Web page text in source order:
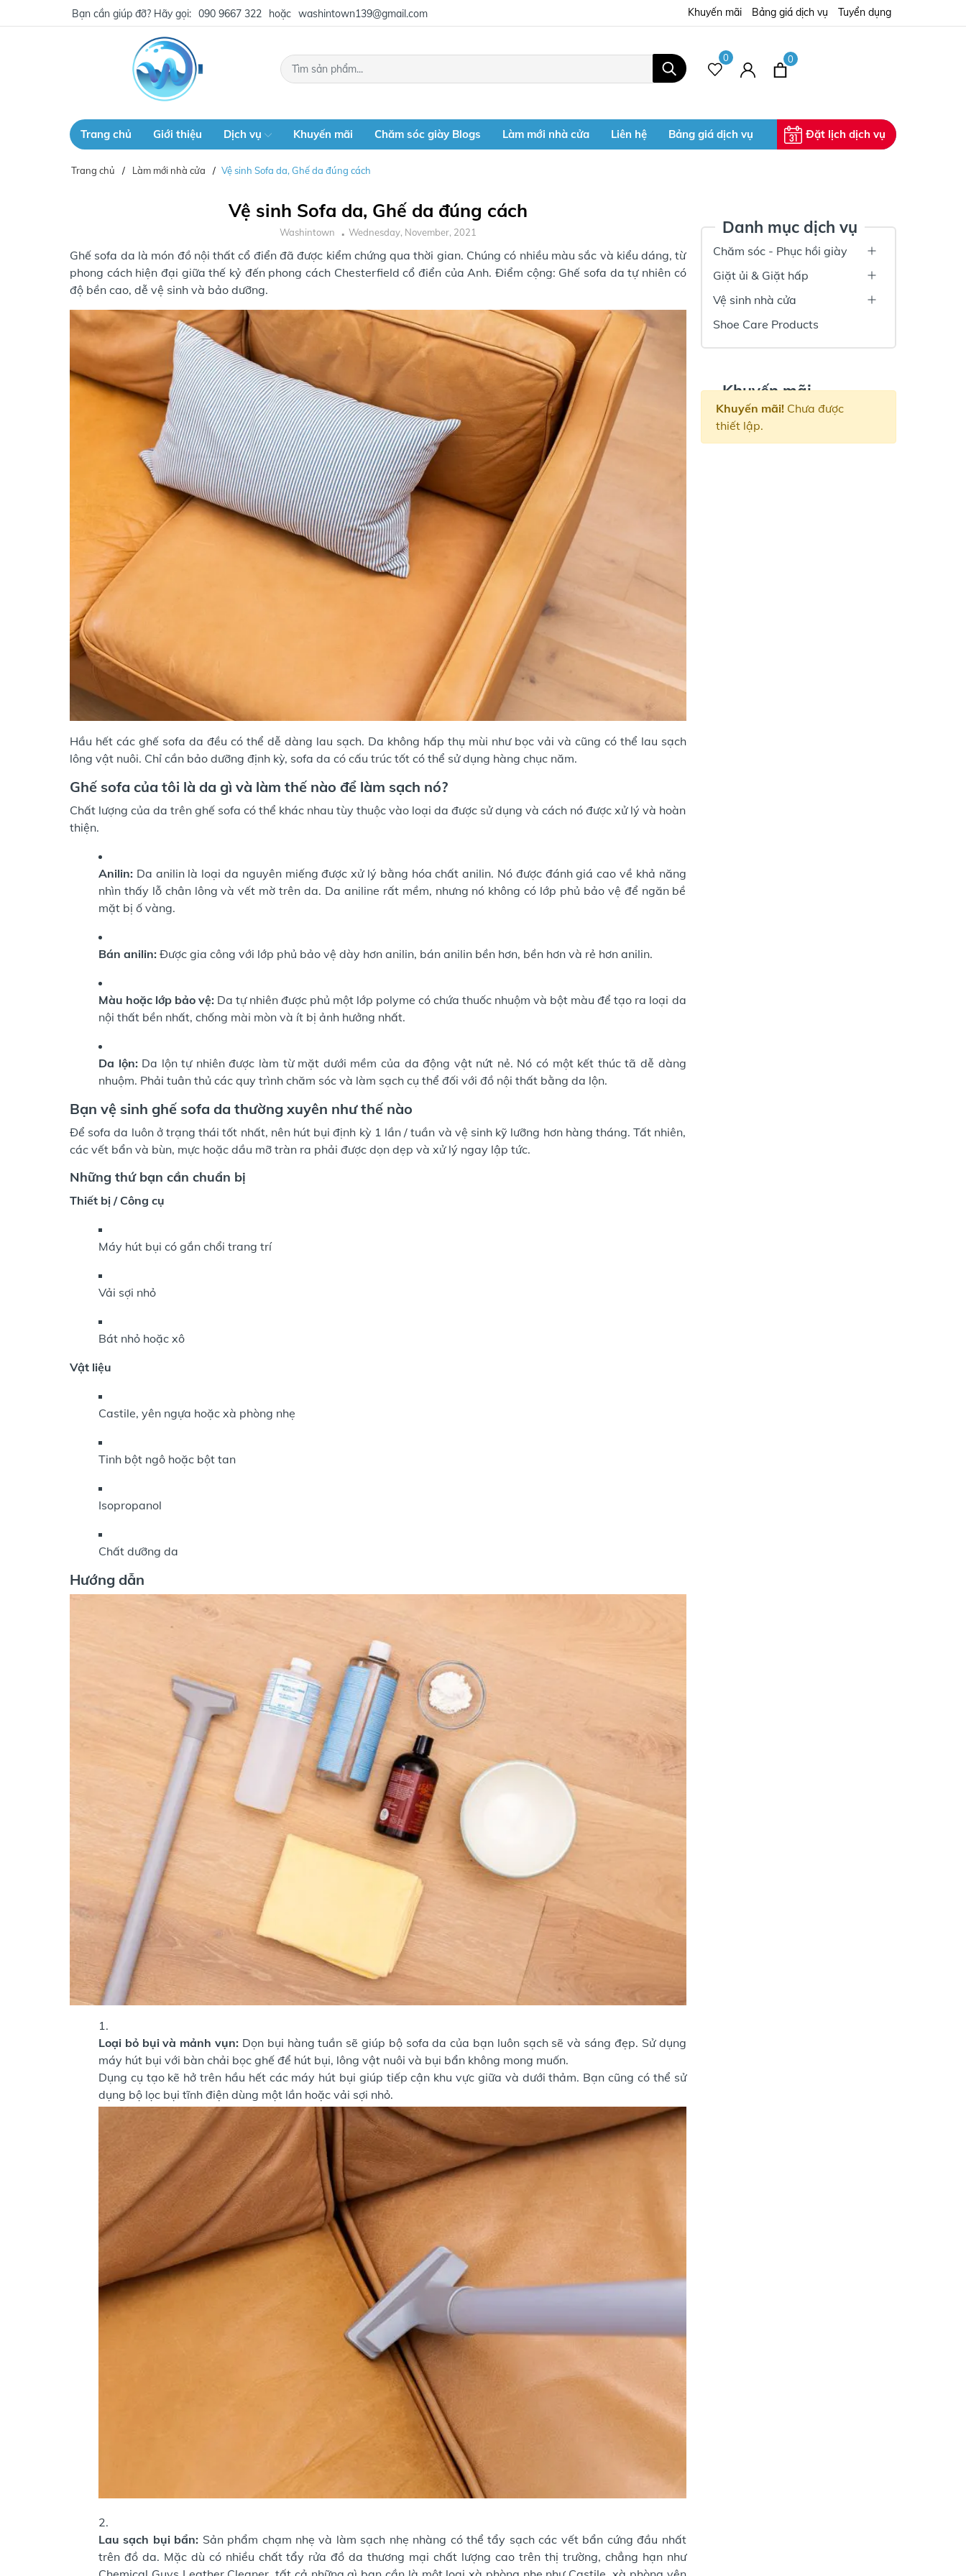
Bạn cần giúp đỡ? Hãy gọi: 090 9667 322 hoặc washintown139@gmail.com Khuyến mãi Bảng giá dịch vụ Tuyển dụng
0 0
Trang chủ Giới thiệu Dịch vụ Khuyến mãi Chăm sóc giày Blogs Làm mới nhà cửa Liên hệ Bảng giá dịch vụ Đặt lịch dịch vụ
Trang chủ Làm mới nhà cửa Vệ sinh Sofa da, Ghế da đúng cách
Vệ sinh Sofa da, Ghế da đúng cách
Washintown Wednesday, November, 2021
Ghế sofa da là món đồ nội thất cổ điển đã được kiểm chứng qua thời gian. Chúng có nhiều màu sắc và kiểu dáng, từ
phong cách hiện đại giữa thế kỷ đến phong cách Chesterfield cổ điển của Anh. Điểm cộng: Ghế sofa da tự nhiên có
độ bền cao, dễ vệ sinh và bảo dưỡng.
Hầu hết các ghế sofa da đều có thể dễ dàng lau sạch. Da không hấp thụ mùi như bọc vải và cũng có thể lau sạch
lông vật nuôi. Chỉ cần bảo dưỡng định kỳ, sofa da có cấu trúc tốt có thể sử dụng hàng chục năm.
Ghế sofa của tôi là da gì và làm thế nào để làm sạch nó?
Chất lượng của da trên ghế sofa có thể khác nhau tùy thuộc vào loại da được sử dụng và cách nó được xử lý và hoàn
thiện.
Anilin: Da anilin là loại da nguyên miếng được xử lý bằng hóa chất anilin. Nó được đánh giá cao về khả năng
nhìn thấy lỗ chân lông và vết mờ trên da. Da aniline rất mềm, nhưng nó không có lớp phủ bảo vệ để ngăn bề
mặt bị ố vàng.
Bán anilin: Được gia công với lớp phủ bảo vệ dày hơn anilin, bán anilin bền hơn, bền hơn và rẻ hơn anilin.
Màu hoặc lớp bảo vệ: Da tự nhiên được phủ một lớp polyme có chứa thuốc nhuộm và bột màu để tạo ra loại da
nội thất bền nhất, chống mài mòn và ít bị ảnh hưởng nhất.
Da lộn: Da lộn tự nhiên được làm từ mặt dưới mềm của da động vật nứt nẻ. Nó có một kết thúc tã dễ dàng
nhuộm. Phải tuân thủ các quy trình chăm sóc và làm sạch cụ thể đối với đồ nội thất bằng da lộn.
Bạn vệ sinh ghế sofa da thường xuyên như thế nào
Để sofa da luôn ở trạng thái tốt nhất, nên hút bụi định kỳ 1 lần / tuần và vệ sinh kỹ lưỡng hơn hàng tháng. Tất nhiên,
các vết bẩn và bùn, mực hoặc dầu mỡ tràn ra phải được dọn dẹp và xử lý ngay lập tức.
Những thứ bạn cần chuẩn bị
Thiết bị / Công cụ
Máy hút bụi có gắn chổi trang trí
Vải sợi nhỏ
Bát nhỏ hoặc xô
Vật liệu
Castile, yên ngựa hoặc xà phòng nhẹ
Tinh bột ngô hoặc bột tan
Isopropanol
Chất dưỡng da
Hướng dẫn
Loại bỏ bụi và mảnh vụn: Dọn bụi hàng tuần sẽ giúp bộ sofa da của bạn luôn sạch sẽ và sáng đẹp. Sử dụng
máy hút bụi với bàn chải bọc ghế để hút bụi, lông vật nuôi và bụi bẩn không mong muốn.
Dụng cụ tạo kẽ hở trên hầu hết các máy hút bụi giúp tiếp cận khu vực giữa và dưới thảm. Bạn cũng có thể sử
dụng bộ lọc bụi tĩnh điện dùng một lần hoặc vải sợi nhỏ.
Lau sạch bụi bẩn: Sản phẩm chạm nhẹ và làm sạch nhẹ nhàng có thể tẩy sạch các vết bẩn cứng đầu nhất
trên đồ da. Mặc dù có nhiều chất tẩy rửa đồ da thương mại chất lượng cao trên thị trường, chẳng hạn như
Danh mục dịch vụ
Chăm sóc - Phục hồi giày
Giặt ủi & Giặt hấp
Vệ sinh nhà cửa
Shoe Care Products
Khuyến mãi
Khuyến mãi!Chưa được
thiết lập.